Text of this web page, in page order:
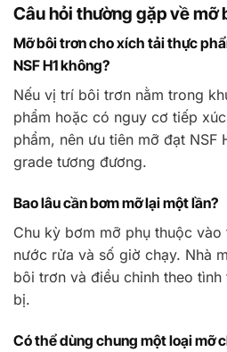
Câu hỏi thường gặp về mỡ
Mỡ bôi trơn cho xích tải thực
NSF H1 không?
Nếu vị trí bôi trơn nằm trong
phẩm hoặc có nguy cơ tiếp
phẩm, nên ưu tiên mỡ đạt NSF
grade tương đương.
Bao lâu cần bơm mỡ lại một lần?
Chu kỳ bơm mỡ phụ thuộc
nước rửa và số giờ chạy. Nhà
bôi trơn và điều chỉnh theo
bị.
Có thể dùng chung một loại mỡ